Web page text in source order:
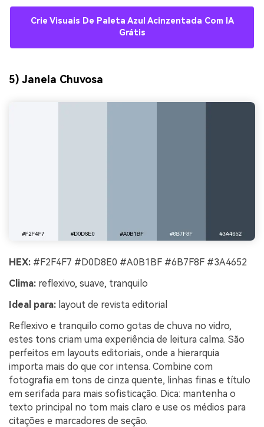
Crie Visuais De Paleta Azul Acinzentada Com IA
Grátis
5) Janela Chuvosa
HEX: #F2F4F7 #D0D8E0 #A0B1BF #6B7F8F #3A4652
Clima: reflexivo, suave, tranquilo
Ideal para: layout de revista editorial
Reflexivo e tranquilo como gotas de chuva no vidro,
estes tons criam uma experiência de leitura calma. São
perfeitos em layouts editoriais, onde a hierarquia
importa mais do que cor intensa. Combine com
fotografia em tons de cinza quente, linhas finas e título
em serifada para mais sofisticação. Dica: mantenha o
texto principal no tom mais claro e use os médios para
citações e marcadores de seção.
100% grátis!
Comece Grátis →